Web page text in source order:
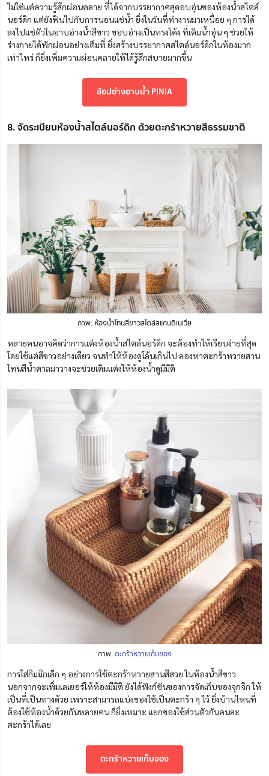
ไม่ใช่แค่ความรู้สึกผ่อนคลาย ที่ได้จากบรรยากาศสุดอบอุ่นของห้องน้ำสไตล์
นอร์ดิก แต่ยังฟินไปกับการนอนแช่น้ำ ยิ่งในวันที่ทำงานมาเหนื่อย ๆ การได้
ลงไปแช่ตัวในอาบอ่างน้ำสีขาว ขอบอ่างเป็นทรงโค้ง ที่เติมน้ำอุ่น ๆ ช่วยให้
ร่างกายได้พักผ่อนอย่างเต็มที่ ยิ่งสร้างบรรยากาศสไตล์นอร์ดิกในห้องมาก
เท่าไหร่ ก็ยิ่งเพิ่มความผ่อนคลายให้ได้รู้สึกสบายมากขึ้น
ช้อปอ่างอาบน้ำ PINIA
8. จัดระเบียบห้องน้ำสไตล์นอร์ดิก ด้วยตะกร้าหวายสีธรรมชาติ
ภาพ: ห้องน้ำโทนสีขาวสไตล์สแกนดิเนเวีย
หลายคนอาจคิดว่าการแต่งห้องน้ำสไตล์นอร์ดิก จะต้องทำให้เรียบง่ายที่สุด
โดยใช้แต่สีขาวอย่างเดียว จนทำให้ห้องดูโล้นเกินไป ลองหาตะกร้าหวายสาน
โทนสีน้ำตาลมาวางจะช่วยเติมแต่งให้ห้องน้ำดูมีมิติ
ภาพ:ตะกร้าหวายเก็บของ
การใส่กิมมิกเล็ก ๆ อย่างการใช้ตะกร้าหวายสานสีสวย ในห้องน้ำสีขาว
นอกจากจะเพิ่มเลเยอร์ให้ห้องมีมิติ ยังได้ฟังก์ชันของการจัดเก็บของจุกจิก ให้
เป็นที่เป็นทางด้วย เพราะสามารถแบ่งของใช้เป็นตะกร้า ๆ ไว้ ยิ่งบ้านไหนที่
ต้องใช้ห้องน้ำด้วยกันหลายคน ก็ยิ่งเหมาะ แยกของใช้ส่วนตัวกันคนละ
ตะกร้าได้เลย
ตะกร้าหวายเก็บของ